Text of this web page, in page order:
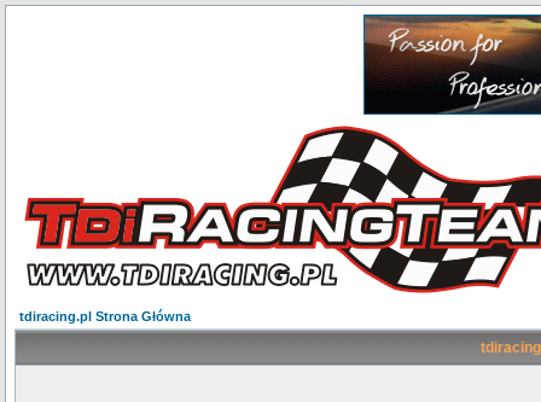
tdiracing.pl Strona Główna